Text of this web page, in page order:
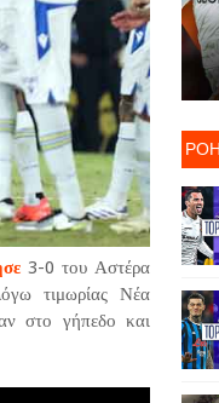
3-0 του Αστέρα
τιμωρίας Νέα
στο γήπεδο και